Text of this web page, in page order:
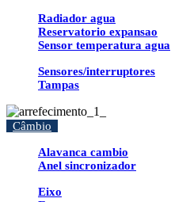
Radiador agua
Reservatorio expansao
Sensor temperatura agua
Sensores/interruptores
Tampas
Câmbio
Alavanca cambio
Anel sincronizador
Eixo